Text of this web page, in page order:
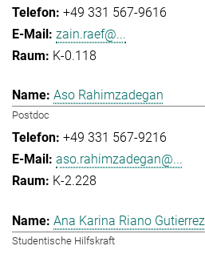
+49 331 567-9616
zain.raef@...
K-0.118
Aso Rahimzadegan
Postdoc
+49 331 567-9216
aso.rahimzadegan@...
K-2.228
Ana Karina Riano Gutierrez
Studentische Hilfskraft